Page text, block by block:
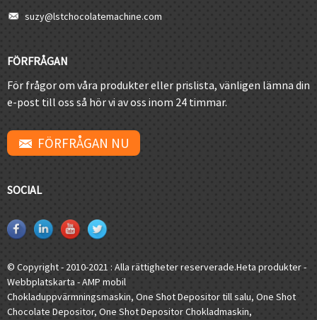
suzy@lstchocolatemachine.com
FÖRFRÅGAN
För frågor om våra produkter eller prislista, vänligen lämna din
e-post till oss så hör vi av oss inom 24 timmar.
FÖRFRÅGAN NU
SOCIAL
© Copyright - 2010-2021 : Alla rättigheter reserverade.Heta produkter-
Webbplatskarta -AMP mobil
Chokladuppvärmningsmaskin, One Shot Depositor till salu, One Shot
Chocolate Depositor, One Shot Depositor Chokladmaskin,